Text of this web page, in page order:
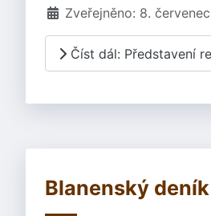
Zveřejněno: 8.
Číst dál: Představení
Blanenský